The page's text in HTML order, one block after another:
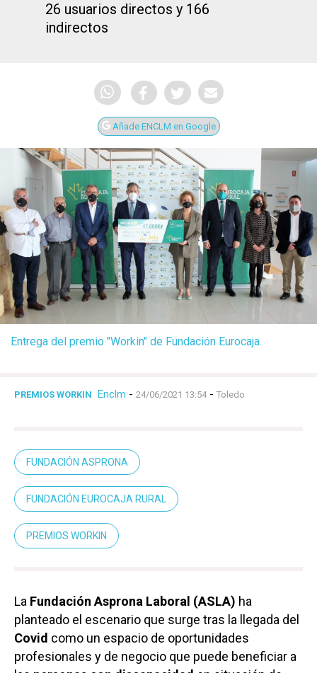
26 usuarios directos y 166
indirectos
Añade ENCLM en Google
Entrega del premio "Workin" de Fundación Eurocaja.
PREMIOS WORKIN Enclm - 24/06/2021 13:54- Toledo
FUNDACIÓN ASPRONA
FUNDACIÓN EUROCAJA RURAL
PREMIOS WORKIN
La Fundación Asprona Laboral (ASLA) ha
planteado el escenario que surge tras la llegada del
Covid como un espacio de oportunidades
profesionales y de negocio que puede beneficiar a